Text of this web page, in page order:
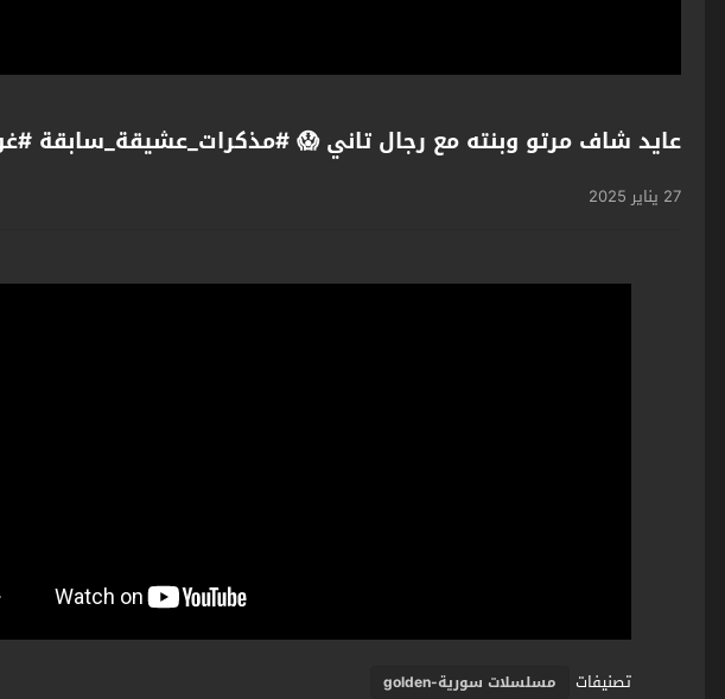
عايد شاف مرتو وبنته مع رجال تاني 😱 #مذكرات_عشيقة_سابقة
27 يناير 2025
تصنيفات مسلسلات سورية-golden